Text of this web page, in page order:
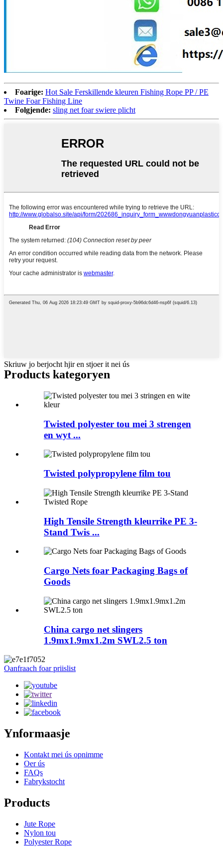
Foarige: Hot Sale Ferskillende kleuren Fishing Rope PP / PE
Twine Foar Fishing Line
Folgjende: sling net foar swiere plicht
Skriuw jo berjocht hjir en stjoer it nei ús
Products kategoryen
Twisted polyester tou mei 3 strengen
en wyt ...
Twisted polypropylene film tou
High Tensile Strength kleurrike PE 3-
Stand Twis ...
Cargo Nets foar Packaging Bags of
Goods
China cargo net slingers
1.9mx1.9mx1.2m SWL2.5 ton
Oanfraach foar priislist
Ynformaasje
Kontakt mei ús opnimme
Oer ús
FAQs
Fabrykstocht
Products
Jute Rope
Nylon tou
Polyester Rope